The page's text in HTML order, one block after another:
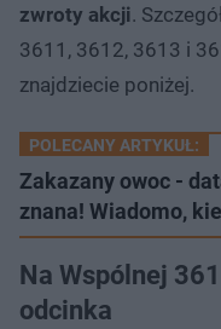
zwroty akcji.
3611, 3612, 3613 i
znajdziecie poniżej.
POLECANY ARTYKUŁ:
Zakazany owoc -
znana! Wiadomo,
Na Wspólnej
odcinka